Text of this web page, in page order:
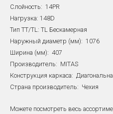
Слойность: 14PR
Нагрузка: 148D
Тип TT/TL: TL Бескамерная
Наружный диаметр (мм): 1076
Ширина (мм): 407
Производитель: MITAS
Конструкция каркаса:
Страна производитель: Чехия
Можете посмотреть весь